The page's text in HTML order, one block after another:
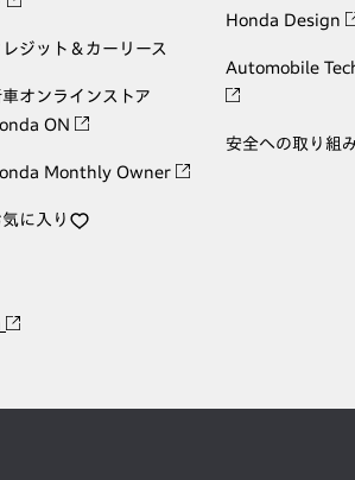
レジット＆カーリース
オンラインストア
ON
Monthly Owner
気に入り
Honda Design
Automobile
安全への取り組